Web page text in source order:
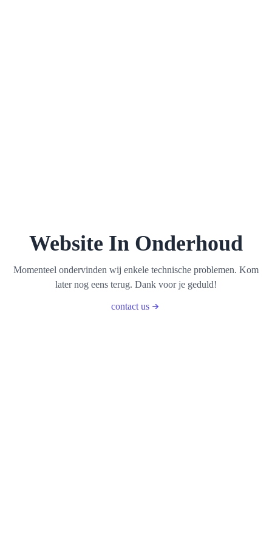
Website In Onderhoud
Momenteel ondervinden wij enkele technische problemen. Kom
later nog eens terug. Dank voor je geduld!
contact us